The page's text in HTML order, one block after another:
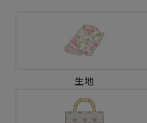
生地